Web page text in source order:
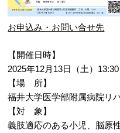
お申込み・お問い合せ先
【開催日時】
2025年12月13日（土）
【場 所】
福井大学医学部附属病院リ
【対 象】
義肢適応のある小児、脳原